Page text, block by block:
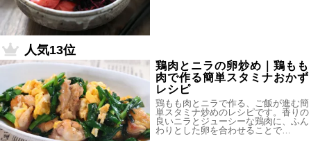
人気13位
鶏肉とニラの卵炒め｜鶏もも
肉で作る簡単スタミナおかず
レシピ
鶏もも肉とニラで作る、ご飯が進む簡
単スタミナ炒めのレシピです。香りの
良いニラとジューシーな鶏肉に、ふん
わりとした卵を合わせることで…